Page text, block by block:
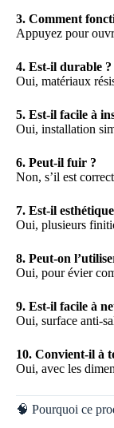
3. Comment
Appuyez pour
4. Est-il durable ?
Oui, matériaux
5. Est-il facile à
Oui, installation
6. Peut-il fuir ?
Non, s’il est
7. Est-il
Oui, plusieurs
8. Peut-on
Oui, pour évier
9. Est-il facile à
Oui, surface anti-
10. Convient-il à
Oui, avec les
🧠 Pourquoi ce